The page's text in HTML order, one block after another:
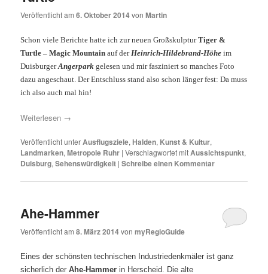
Veröffentlicht am6. Oktober 2014vonMartin
Schon viele Berichte hatte ich zur neuen GroßskulpturTiger &
Turtle – Magic Mountain auf derHeinrich-Hildebrand-Höhe im
DuisburgerAngerpark gelesen und mir fasziniert so manches Foto
dazu angeschaut. Der Entschluss stand also schon länger fest: Da muss
ich also auch mal hin!
Weiterlesen →
Veröffentlicht unterAusflugsziele, Halden, Kunst & Kultur,
Landmarken,Metropole Ruhr |Verschlagwortet mitAussichtspunkt,
Duisburg,Sehenswürdigkeit |Schreibe einen Kommentar
Ahe-Hammer
Veröffentlicht am8. März 2014vonmyRegioGuide
Eines der schönsten technischen Industriedenkmäler ist ganz
sicherlich derAhe-Hammer in Herscheid. Die alte